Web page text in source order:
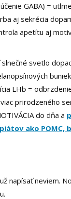
GABA) =
aj sekrécia
apetítu aj
slnečné svetlo
LHb =
prirodzeného
do dňa a
ako POMC,
napísať neviem.